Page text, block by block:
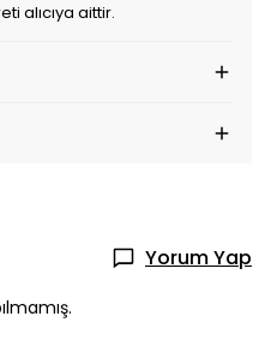
alıcıya aittir.
Yorum Yap